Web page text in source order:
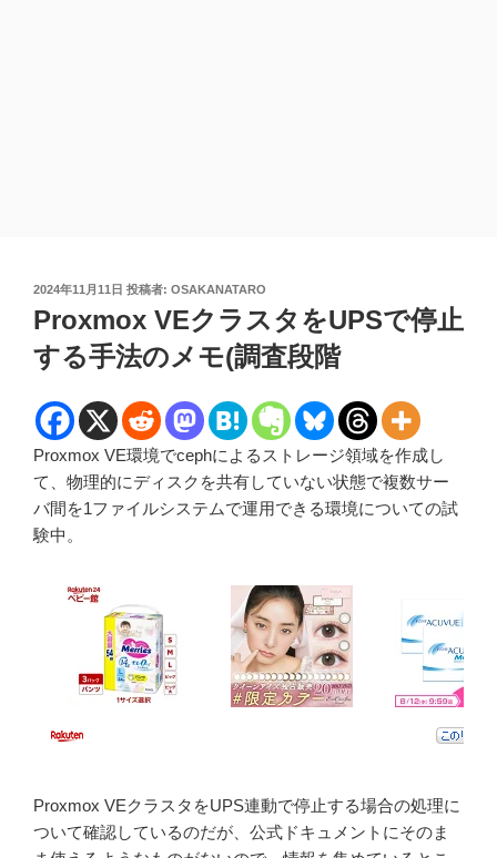
投
稿
日:
2024年11月11日 投稿者: OSAKANATARO
Proxmox VEクラスタをUPSで停止
する手法のメモ(調査段階
Proxmox VE環境でcephによるストレージ領域を作成し
て、物理的にディスクを共有していない状態で複数サー
バ間を1ファイルシステムで運用できる環境についての試
験中。
Proxmox VEクラスタをUPS連動で停止する場合の処理に
ついて確認しているのだが、公式ドキュメントにそのま